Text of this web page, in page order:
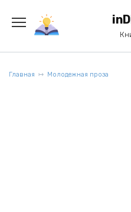
содержанию
Главная Молодежная проза